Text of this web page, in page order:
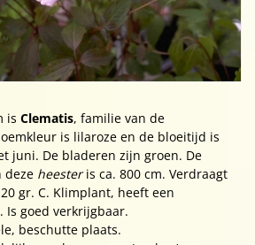
is Clematis, familie van de
is lilaroze en de bloeitijd is
juni. De bladeren zijn groen. De
deze heesteris ca. 800 cm. Verdraagt
gr. C. Klimplant, heeft een
Is goed verkrijgbaar.
beschutte plaats.